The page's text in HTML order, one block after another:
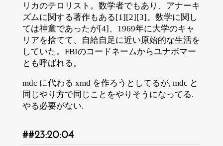
リカのテロリスト。数学者でもあり、アナーキ
ズムに関する著作もある[1][2][3]。数学に関し
ては神童であったが[4]、1969年に大学のキャ
リアを捨てて、自給自足に近い原始的な生活を
していた。FBIのコードネームからユナボマー
とも呼ばれる。
mdc に代わる xmd を作ろうとしてるが, mdc と
同じやり方で同じことをやりそうになってる.
やる必要がない.
23:20:04